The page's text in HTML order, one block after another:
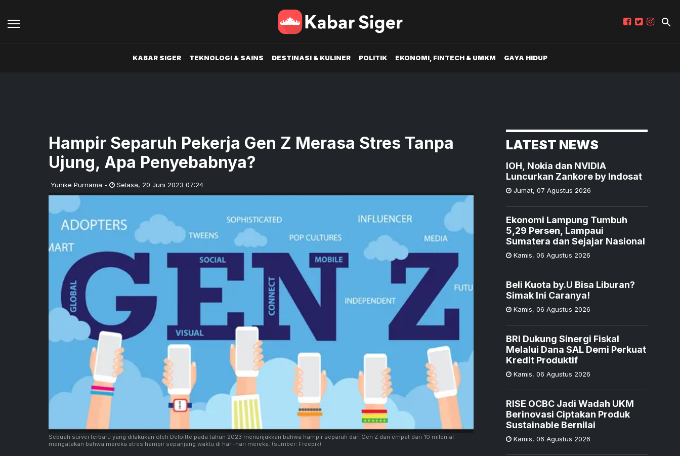
KABAR SIGER TEKNOLOGI & SAINS DESTINASI & KULINER POLITIK EKONOMI, FINTECH & UMKM GAYA HIDUP
Hampir Separuh Pekerja Gen Z Merasa Stres Tanpa
Ujung, Apa Penyebabnya?
Yunike Purnama - Selasa, 20 Juni 2023 07:24
Sebuah survei terbaru yang dilakukan oleh Deloitte pada tahun 2023 menunjukkan bahwa hampir separuh dari Gen Z dan empat dari 10 milenial
mengatakan bahwa mereka stres hampir sepanjang waktu di hari-hari mereka. (sumber: Freepik)
LATEST NEWS
IOH, Nokia dan NVIDIA
Luncurkan Zankore by Indosat
Jumat, 07 Agustus 2026
Ekonomi Lampung Tumbuh
5,29 Persen, Lampaui
Sumatera dan Sejajar Nasional
Kamis, 06 Agustus 2026
Beli Kuota by.U Bisa Liburan?
Simak Ini Caranya!
Kamis, 06 Agustus 2026
BRI Dukung Sinergi Fiskal
Melalui Dana SAL Demi Perkuat
Kredit Produktif
Kamis, 06 Agustus 2026
RISE OCBC Jadi Wadah UKM
Berinovasi Ciptakan Produk
Sustainable Bernilai
Kamis, 06 Agustus 2026